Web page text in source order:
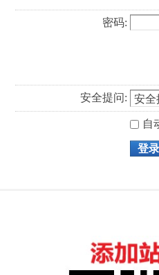
密码:
安全提问:
自
登录